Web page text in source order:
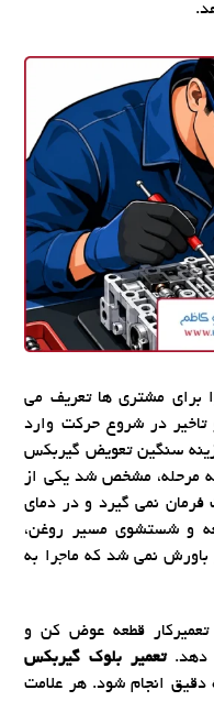
برای مشتری ها تعریف می
تاخیر در شروع حرکت وارد
سنگین تعویض گیربکس
به مرحله، مشخص شد یکی از
نمی گیرد و در دمای
و شستشوی مسیر روغن،
نمی شد که ماجرا به
قطعه عوض کن و
دهد.تعمیر بلوک گیربکس
دقیق انجام شود. هر علامت